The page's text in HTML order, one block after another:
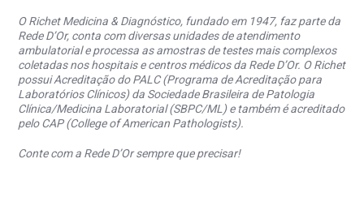
O Richet Medicina & Diagnóstico, fundado em 1947, faz parte da
Rede D’Or, conta com diversas unidades de atendimento
ambulatorial e processa as amostras de testes mais complexos
coletadas nos hospitais e centros médicos da Rede D’Or. O Richet
possui Acreditação do PALC (Programa de Acreditação para
Laboratórios Clínicos) da Sociedade Brasileira de Patologia
Clínica/Medicina Laboratorial (SBPC/ML) e também é acreditado
pelo CAP (College of American Pathologists).
Conte com a Rede D’Or sempre que precisar!